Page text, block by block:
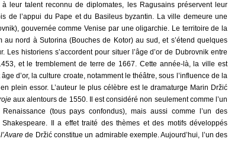
leur talent reconnu de diplomates, les Ragusains préservent leur
de l’appui du Pape et du Basileus byzantin. La ville demeure une
gouvernée comme Venise par une oligarchie. Le territoire de la
au nord à Sutorina (Bouches de Kotor) au sud, et s’étend quelques
Les historiens s’accordent pour situer l’âge d’or de Dubrovnik entre
et le tremblement de terre de 1667. Cette année-là, la ville est
d’or, la culture croate, notamment le théâtre, sous l’influence de la
plein essor. L’auteur le plus célèbre est le dramaturge Marin Držić
aux alentours de 1550. Il est considéré non seulement comme l’un
(tous pays confondus), mais aussi comme l’un des
Il a effet traité des thèmes et des motifs développés
l’Avarede Držić constitue un admirable exemple. Aujourd’hui, l’un des